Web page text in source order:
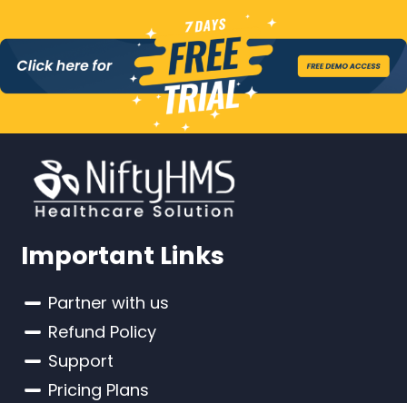
Important Links
Partner with us
Refund Policy
Support
Pricing Plans